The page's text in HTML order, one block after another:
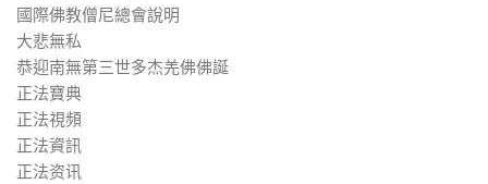
國際佛教僧尼總會說明
大悲無私
恭迎南無第三世多杰羌佛佛誕
正法寶典
正法視頻
正法資訊
正法资讯